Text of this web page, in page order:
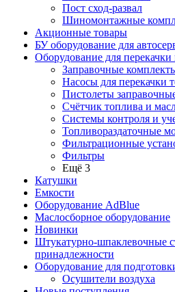
Пост сход-развал
Шиномонтажные
Акционные товары
БУ оборудование для
Оборудование для
Заправочные
Насосы для перекачки
Пистолеты
Счётчик топлива и
Системы контроля и
Топливораздаточные
Фильтрационные
Фильтры
Ещё 3
Катушки
Емкости
Оборудование AdBlue
Маслосборное оборудование
Новинки
Штукатурно-шпаклевочные
принадлежности
Оборудование для
Осушители воздуха